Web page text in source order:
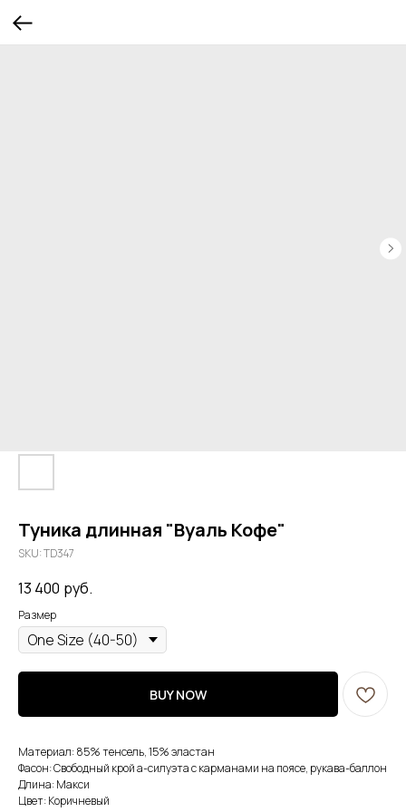
Туника длинная "Вуаль Кофе"
SKU:TD347
13 400 руб.
Размер
BUY NOW
Материал: 85% тенсель, 15% эластан
Фасон: Свободный крой а-силуэта с карманами на поясе, рукава-баллон
Длина: Макси
Цвет: Коричневый